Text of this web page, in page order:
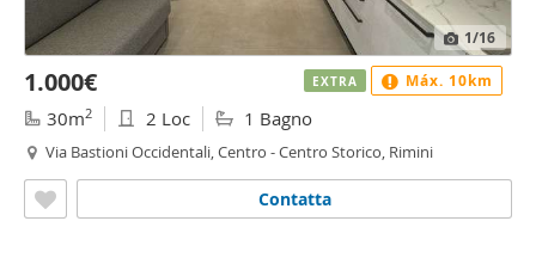
1/16
1.000€
30m2 2 Loc 1 Bagno
Via Bastioni Occidentali, Centro - Centro Storico, Rimini
Contatta
EXTRA Máx. 10km